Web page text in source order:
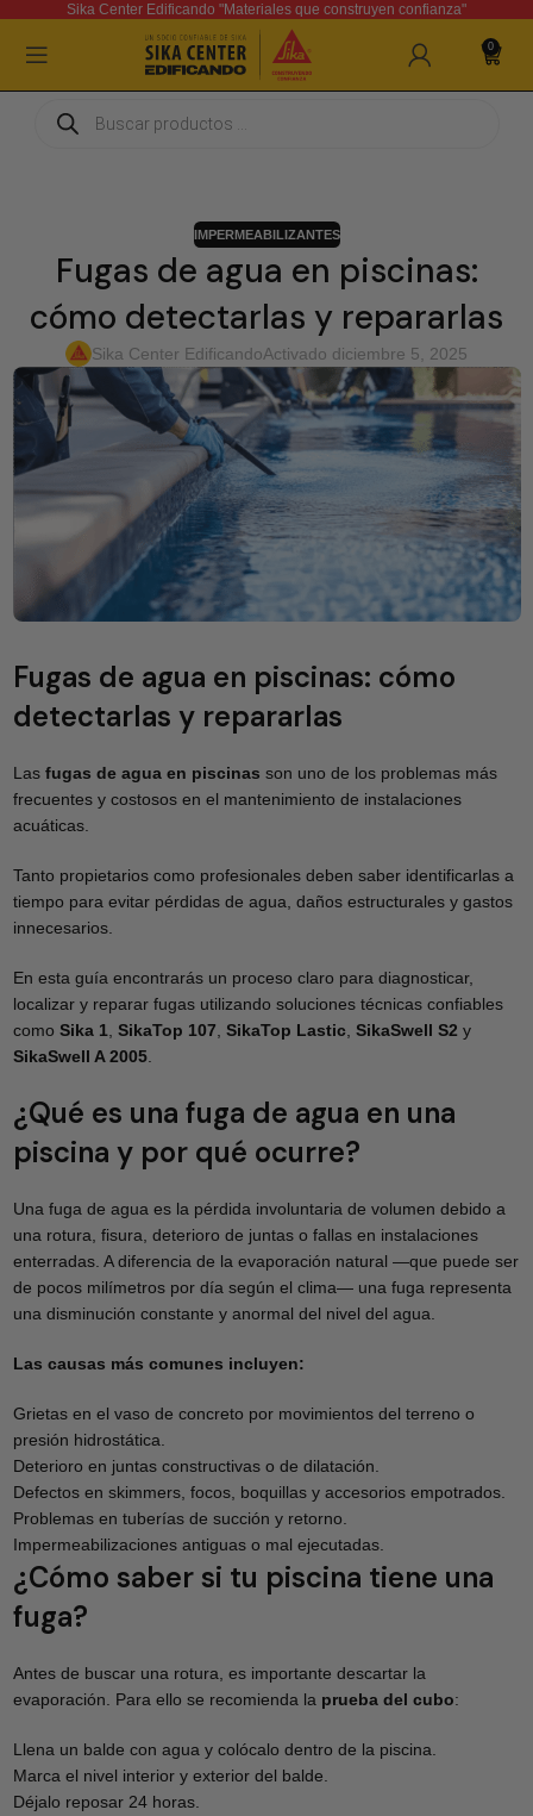
Sika Center Edificando "Materiales que construyen confianza"
0
IMPERMEABILIZANTES
Fugas de agua en piscinas:
cómo detectarlas y repararlas
Sika Center EdificandoActivado diciembre 5, 2025
Fugas de agua en piscinas: cómo
detectarlas y repararlas
Las fugas de agua en piscinas son uno de los problemas más
frecuentes y costosos en el mantenimiento de instalaciones
acuáticas.
Tanto propietarios como profesionales deben saber identificarlas a
tiempo para evitar pérdidas de agua, daños estructurales y gastos
innecesarios.
En esta guía encontrarás un proceso claro para diagnosticar,
localizar y reparar fugas utilizando soluciones técnicas confiables
como Sika 1 SikaTop 107 SikaTop Lastic, SikaSwell S2 y
SikaSwell A 2005.
¿Qué es una fuga de agua en una
piscina y por qué ocurre?
Una fuga de agua es la pérdida involuntaria de volumen debido a
una rotura, fisura, deterioro de juntas o fallas en instalaciones
enterradas. A diferencia de la evaporación natural —que puede ser
de pocos milímetros por día según el clima— una fuga representa
una disminución constante y anormal del nivel del agua.
Las causas más comunes incluyen:
Grietas en el vaso de concreto por movimientos del terreno o
presión hidrostática.
Deterioro en juntas constructivas o de dilatación.
Defectos en skimmers, focos, boquillas y accesorios empotrados.
Problemas en tuberías de succión y retorno.
Impermeabilizaciones antiguas o mal ejecutadas.
¿Cómo saber si tu piscina tiene una
fuga?
Antes de buscar una rotura, es importante descartar la
evaporación. Para ello se recomienda la prueba del cubo:
Llena un balde con agua y colócalo dentro de la piscina.
Marca el nivel interior y exterior del balde.
Déjalo reposar 24 horas.